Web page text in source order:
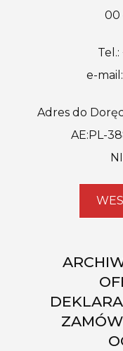
00
e-
Adres do
AE:PL-